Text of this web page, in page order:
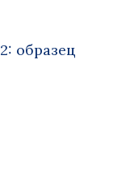
образец